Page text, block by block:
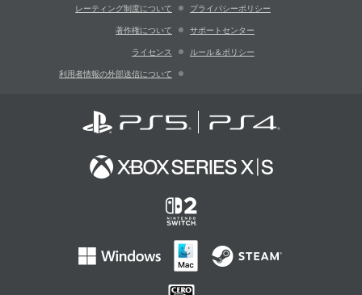
レーティング制度について プライバシーポリシー
著作権について サポートセンター
ライセンス ルール＆ポリシー
利用者情報の外部送信について